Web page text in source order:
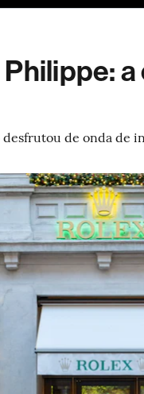
Philippe:
de onda de